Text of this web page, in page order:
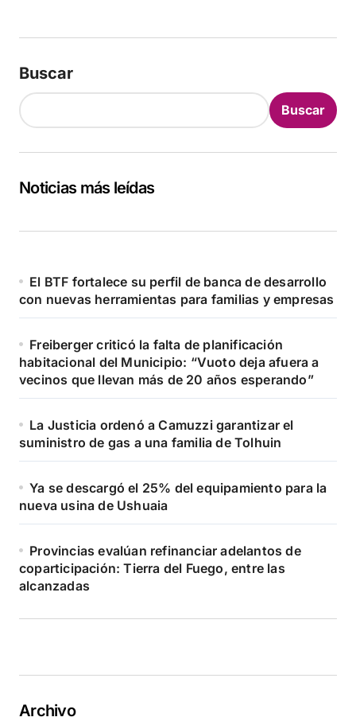
Buscar
Buscar
Noticias más leídas
El BTF fortalece su perfil de banca de desarrollo
con nuevas herramientas para familias y empresas
Freiberger criticó la falta de planificación
habitacional del Municipio: “Vuoto deja afuera a
vecinos que llevan más de 20 años esperando”
La Justicia ordenó a Camuzzi garantizar el
suministro de gas a una familia de Tolhuin
Ya se descargó el 25% del equipamiento para la
nueva usina de Ushuaia
Provincias evalúan refinanciar adelantos de
coparticipación: Tierra del Fuego, entre las
alcanzadas
Archivo